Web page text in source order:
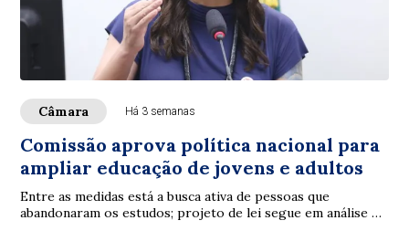
Câmara Há 3 semanas
Comissão aprova política nacional para
ampliar educação de jovens e adultos
Entre as medidas está a busca ativa de pessoas que
abandonaram os estudos; projeto de lei segue em análise na